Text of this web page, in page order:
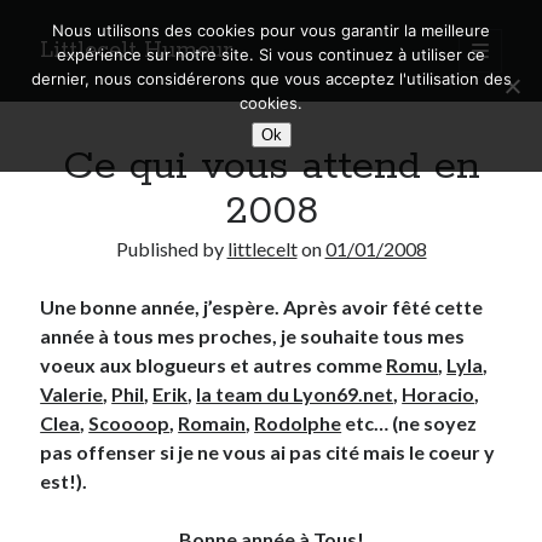
Littlecelt Humeur
open
primary
menu
Sidebar
Search
Derniers articles
Municipales 2026 : Lyon, Métropole et Caluire, mon choix pour l’avenir
Explorez les Chemins Enchantés à Vélo : Aventures Familiales près de
Lyon !
Quel Lyonnais es-tu, Renaud Ducher ?
A quand une véritable place pour le vélo à Caluire dans la Métropole de
Lyon ?
Ce qui vous attend en
2008
Published by littlecelton01/01/2008
Une bonne année, j’espère. Après avoir fêté cette
année à tous mes proches, je souhaite tous mes
voeux aux blogueurs et autres comme Romu, Lyla,
Valerie, Phil, Erik, la team du Lyon69.net, Horacio,
Clea,Scoooop, Romain, Rodolphe etc… (ne soyez
pas offenser si je ne vous ai pas cité mais le coeur y
est!).
Nous utilisons des cookies pour vous garantir la meilleure
expérience sur notre site. Si vous continuez à utiliser ce
dernier, nous considérerons que vous acceptez l'utilisation des
cookies.
Ok